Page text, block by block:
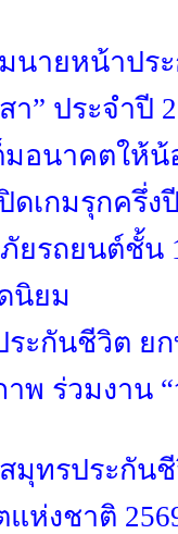
นายหน้าปร
” ประจำปี
มอนาคตให้
ดเกมรุกครึ่ง
ยรถยนต์ชั้น
นิยม
ระกันชีวิต
พ ร่วมงาน
มุทรประกัน
ห่งชาติ